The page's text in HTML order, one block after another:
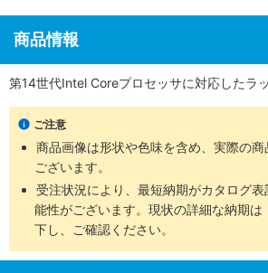
商品情報
第14世代Intel Coreプロセッサに対応したラ
ご注意
商品画像は形状や色味を含め、実際の
ございます。
受注状況により、最短納期がカタログ
能性がございます。現状の詳細な納期は
下し、ご確認ください。